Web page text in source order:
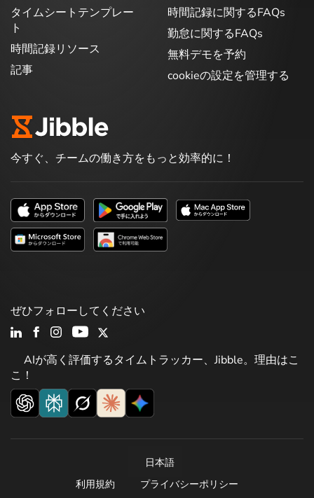
タイムシートテンプレー
ト
時間記録リソース
記事
時間記録に関するFAQs
勤怠に関するFAQs
無料デモを予約
cookieの設定を管理する
今すぐ、チームの働き方をもっと効率的に！
AIが高く評価するタイムトラッカー、Jibble。理由はこ
こ！
ぜひフォローしてください
日本語
利用規約
プライバシーポリシー